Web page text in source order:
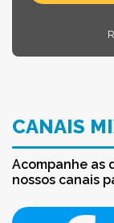
CANAIS
Acompanhe as
nossos canais